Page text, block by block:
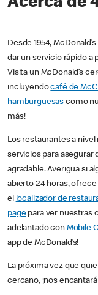
Desde 1954,
dar un servicio rápido a
Visita un McDonald’s
incluyendocafé de
hamburguesas como
más!
Los restaurantes a
servicios para asegurar
agradable. Averigua si
abierto 24 horas,
el localizador de
pagepara ver nuestras
adelantado con Mobile
app de McDonald’s!
La próxima vez que
cercano, ¡nos